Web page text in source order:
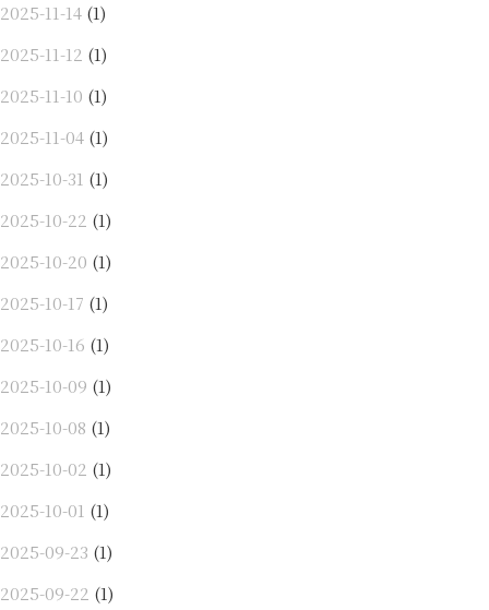
2025-11-14 (1)
2025-11-12 (1)
2025-11-10 (1)
2025-11-04 (1)
2025-10-31 (1)
2025-10-22 (1)
2025-10-20 (1)
2025-10-17 (1)
2025-10-16 (1)
2025-10-09 (1)
2025-10-08 (1)
2025-10-02 (1)
2025-10-01 (1)
2025-09-23 (1)
2025-09-22 (1)